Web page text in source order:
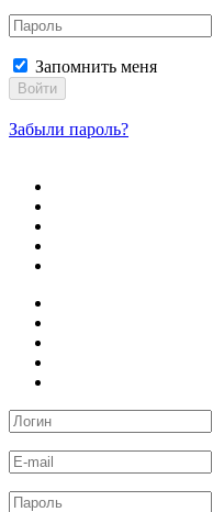
Запомнить меня
Войти
Забыли пароль?